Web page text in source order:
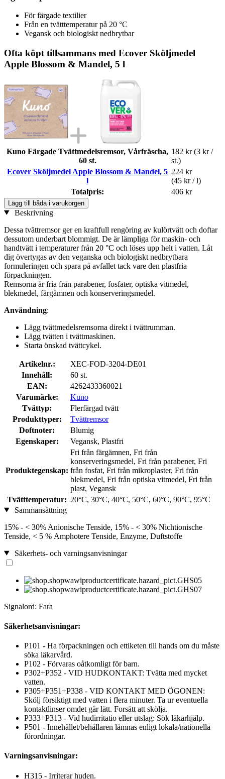
För färgade textilier
Från en tvätttemperatur på 20 °C
Vegansk och biologiskt nedbrytbar
Ofta köpt tillsammans med Ecover Sköljmedel
Apple Blossom & Mandel, 5 l
Kuno Färgade Tvättmedelsremsor, Vårfräscha,
60 st.
182 kr (3 kr /
st.)
Ecover Sköljmedel Apple Blossom & Mandel, 5
l
224 kr
(45 kr / l)
Totalpris:
406 kr
Lägg till båda i varukorgen
Beskrivning
Dessa tvättremsor ger en kraftfull rengöring av kulörtvätt och doftar
dessutom underbart blommigt. De är lämpliga för maskin- och
handtvätt i temperaturer från 20 °C och löses upp helt i vatten. Låt
dig övertygas av den veganska och biologiskt nedbrytbara
formuleringen och spara på avfallet tack vare den plastfria
förpackningen.
Remsorna är fria från parabener, fosfater, optiska vitmedel,
blekmedel, färgämnen och konserveringsmedel.
Användning:
Lägg tvättmedelsremsorna direkt i tvättrumman.
Lägg tvätten i tvättmaskinen.
Starta önskad tvättcykel.
Artikelnr.:
XEC-FOD-3204-DE01
Innehåll:
60 st.
EAN:
4262433360021
Varumärke:
Kuno
Tvättyp:
Flerfärgad tvätt
Produkttyper:
Tvättremsor
Doftnoter:
Blumig
Egenskaper:
Vegansk, Plastfri
Produktegenskap:
Fri från färgämnen, Fri från
konserveringsmedel, Fri från parabener, Fri
från fosfat, Fri från mikroplaster, Fri från
blekmedel, Fri från optiska vitmedel, Fri från
plast, Vegansk
Tvätttemperatur: 20°C, 30°C, 40°C, 50°C, 60°C, 90°C, 95°C
Sammansättning
15% - < 30% Anionische Tenside, 15% - < 30% Nichtionische
Tenside, < 5 % Amphotere Tenside, Enzyme, Duftstoffe
Säkerhets- och varningsanvisningar
Signalord: Fara
Säkerhetsanvisningar:
P101 - Ha förpackningen och ettiketen till hands om du måste
söka läkarvård.
P102 - Förvaras oåtkomligt för barn.
P302+P352 - VID HUDKONTAKT: Tvätta med mycket
vatten.
P305+P351+P338 - VID KONTAKT MED ÖGONEN:
Skölj försiktigt med vatten i flera minuter. Ta ur eventuella
kontaktlinser omdet går lätt. Forsätt att skölja.
P333+P313 - Vid hudirritatio eller utslag: Sök läkarhjälp.
P501 - Innehållet/behållaren lämnas enligt lokala/nationella
förordningar.
Varningsanvisningar:
H315 - Irriterar huden.